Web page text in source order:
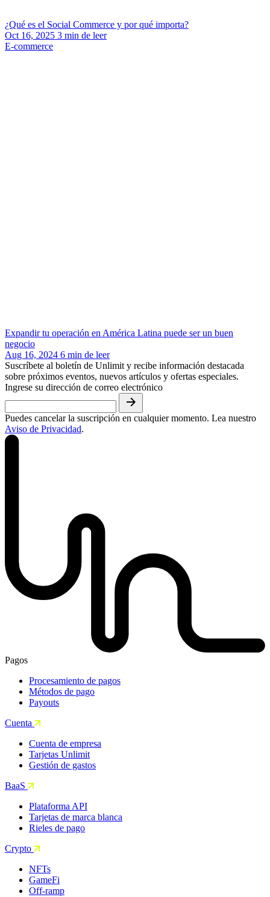
¿Qué es el Social Commerce y por qué importa?
Oct 16, 2025 3 min de leer
E-commerce
Expandir tu operación en América Latina puede ser un buen
negocio
Aug 16, 2024 6 min de leer
Suscríbete al boletín de Unlimit y recibe información destacada
sobre próximos eventos, nuevos artículos y ofertas especiales.
Ingrese su dirección de correo electrónico
Puedes cancelar la suscripción en cualquier momento. Lea nuestro
Aviso de Privacidad.
Pagos
Procesamiento de pagos
Métodos de pago
Payouts
Cuenta
Cuenta de empresa
Tarjetas Unlimit
Gestión de gastos
BaaS
Plataforma API
Tarjetas de marca blanca
Rieles de pago
Crypto
NFTs
GameFi
Off-ramp